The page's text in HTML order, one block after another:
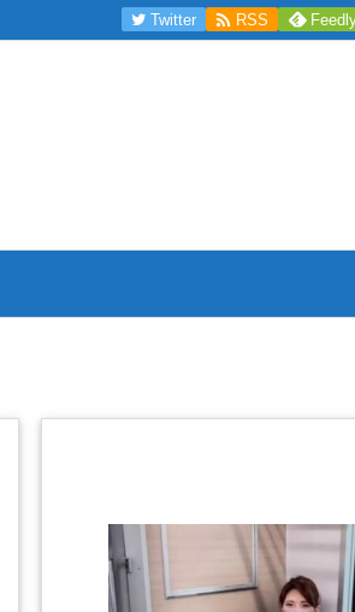
Twitter  RSS